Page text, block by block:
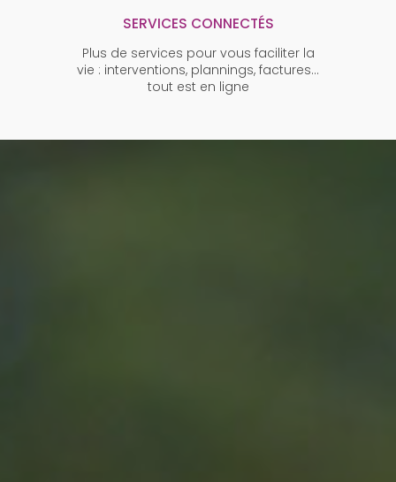
SERVICES CONNECTÉS
Plus de services pour vous faciliter la
vie : interventions, plannings, factures…
tout est en ligne